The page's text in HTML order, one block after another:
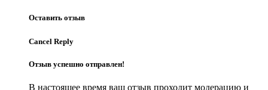
Оставить отзыв
Cancel Reply
Отзыв успешно отправлен!
В настоящее время ваш отзыв проходит модерацию и